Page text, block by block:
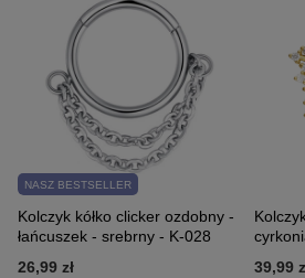
NASZ BESTSELLER
Kolczyk kółko clicker ozdobny -
łańcuszek - srebrny - K-028
26,99 zł
39,99